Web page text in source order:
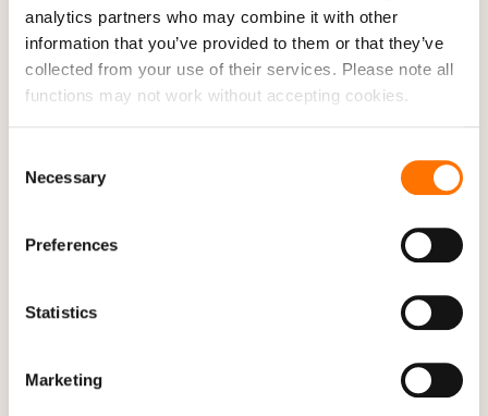
analytics partners who may combine it with other
information that you’ve provided to them or that they’ve
collected from your use of their services. Please note all
functions may not work without accepting cookies.
Selection
Necessary
Preferences
Statistics
Marketing
Preis pro Person bei Unterbringung im Doppelzimmer
inkl. täglichem Frühstück, 1 Willkommens-Abendessen mit
Restaurants des Resorts und Mitgliederpreisen in „The
Golf Bar & Restaurant“ im Clubhaus und Mitgliedschaft
(werktags/am Wochenende) pro Person und Runde,
Kontaktieren Sie uns gerne für weitere Informationen und
Buchungen unter
Mehr lesen